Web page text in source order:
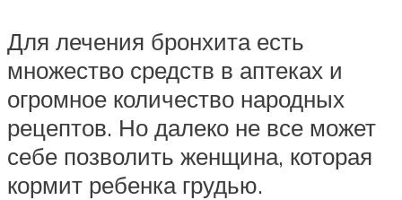
Для лечения бронхита есть
множество средств в аптеках и
огромное количество народных
рецептов. Но далеко не все может
себе позволить женщина, которая
кормит ребенка грудью.